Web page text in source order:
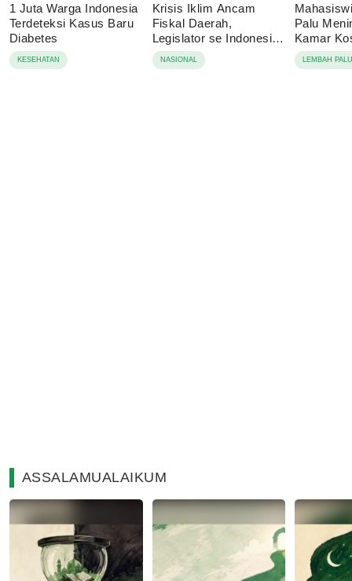
1 Juta Warga Indonesia
Terdeteksi Kasus Baru
Diabetes
KESEHATAN
Krisis Iklim Ancam
Fiskal Daerah,
Legislator se Indonesia
Dorong APBD Berbasis
Ketahanan Lingkungan
NASIONAL
Palu
Kamar
Tolak
LEMBAH PALU
ASSALAMUALAIKUM